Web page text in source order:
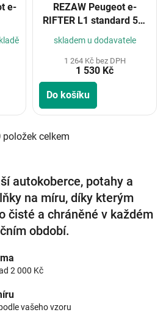
REZAW Peugeot e-
RIFTER L1 standard 5m
2021-
skladem u dodavatele
1 264 Kč bez DPH
1 530 Kč
Do košíku
O
á
d
a
c
í
p
k
ý
položek celkem
autokoberce, potahy a
na míru, díky kterým
čisté a chráněné v každém
období.
2 000 Kč
vašeho vzoru